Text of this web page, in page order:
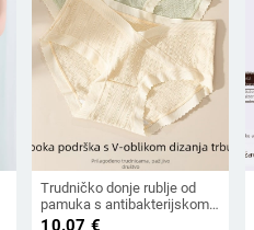
Trudničko donje rublje od
pamuka s antibakterijskom
zonom prepona, niska linija,
10.07 €